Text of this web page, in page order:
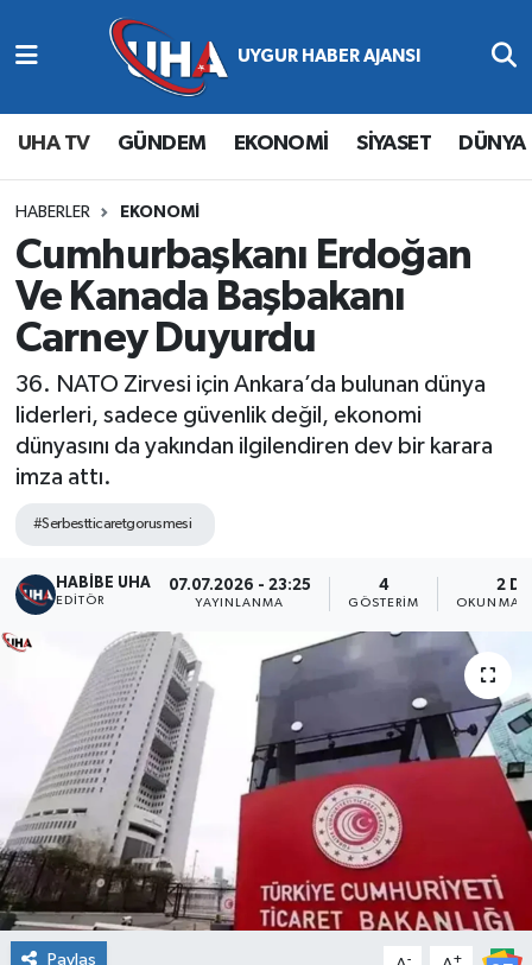
UHA TV GÜNDEM EKONOMİ SİYASET DÜNYA
HABERLER EKONOMİ
Cumhurbaşkanı Erdoğan
Ve Kanada Başbakanı
Carney Duyurdu
36. NATO Zirvesi için Ankara’da bulunan dünya
liderleri, sadece güvenlik değil, ekonomi
dünyasını da yakından ilgilendiren dev bir karara
imza attı.
#Serbestticaretgorusmesi
HABİBE UHA
EDITÖR
07.07.2026 - 23:25
YAYINLANMA
4
GÖSTERIM
2 DK
OKUNMA
Paylaş - +
Abone Ol
Gündem
Ekonomi
Magazin
Siyaset
Spor
Yaşam
Nöbetçi Eczaneler
Hava Durumu
Namaz Vakitleri
Trafik Durumu
Süper Lig Puan Durumu ve Fikstür
Tüm Manşetler
Son Dakika Haberleri
Haber Arşivi